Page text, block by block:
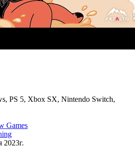
PS 5, Xbox SX, Nintendo Switch,
Games
2023г.